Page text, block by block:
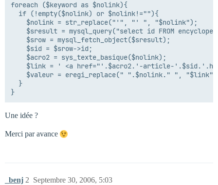
foreach ($keyword as $nolink){
  if (!empty($nolink) or $nolink!=""){
    $nolink = str_replace("'", "' ", "$nolink");
$sresult = mysql_query("select id FROM
    $srow = mysql_fetch_object($sresult);
    $sid = $srow->id;
    $acro2 = sys_texte_basique($nolink);
$link = ' <a href="'.$acro2.'-article-
$valeur = eregi_replace(" ".$nolink." ",
  }
Une idée ?
Merci par avance
_benj Septembre 30, 2006, 5:03
2